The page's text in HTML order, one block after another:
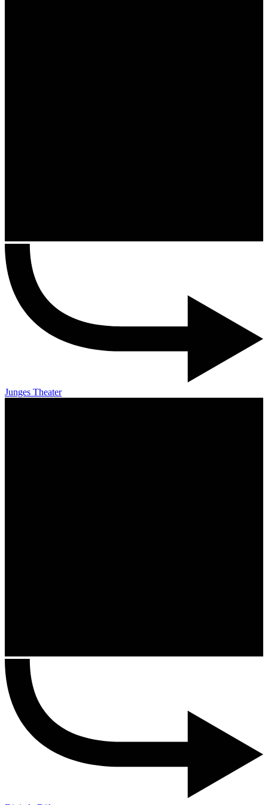
Junges Theater